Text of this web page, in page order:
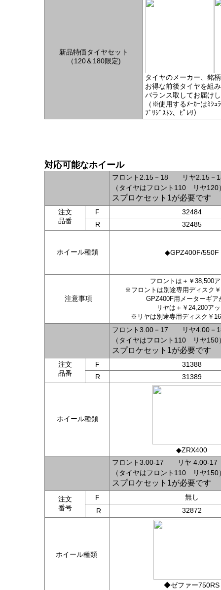
新品特価タイヤセット
（120＆180限定)
タイヤのメーカー、銘
お得な前後タイヤを組
バランス取してお届け
（※使用するﾒｰｶｰはﾐｼｭ
ﾌﾞﾘｼﾞｽﾄﾝ、ﾋﾟﾚﾘ）
対応可能なホイール
フロント2.15－18 リヤ
（タイヤはフロント110 リヤ120
スプロケセット1が必要です
注文
品番
F
32484
R
32485
ホイール種類 ◆GPZ400F/550F
注意事項
フロントは＋￥38,500
※フロントは別途専用ディスク
GPZ400F用メーターギア
リヤは＋￥24,200ア
※リヤは別途専用ディスク￥
フロント3.00－17 リヤ
（タイヤはフロント110 リヤ150
スプロケセット1が必要です
注文
品番
F
31388
R
31389
ホイール種類
◆ZRX400
フロント3.00-17 リヤ 4.00-17
（タイヤはフロント110 リヤ150
スプロケセット1が必要です
注文
番号
F
無し
R
32872
ホイール種類
◆ゼファー750RS